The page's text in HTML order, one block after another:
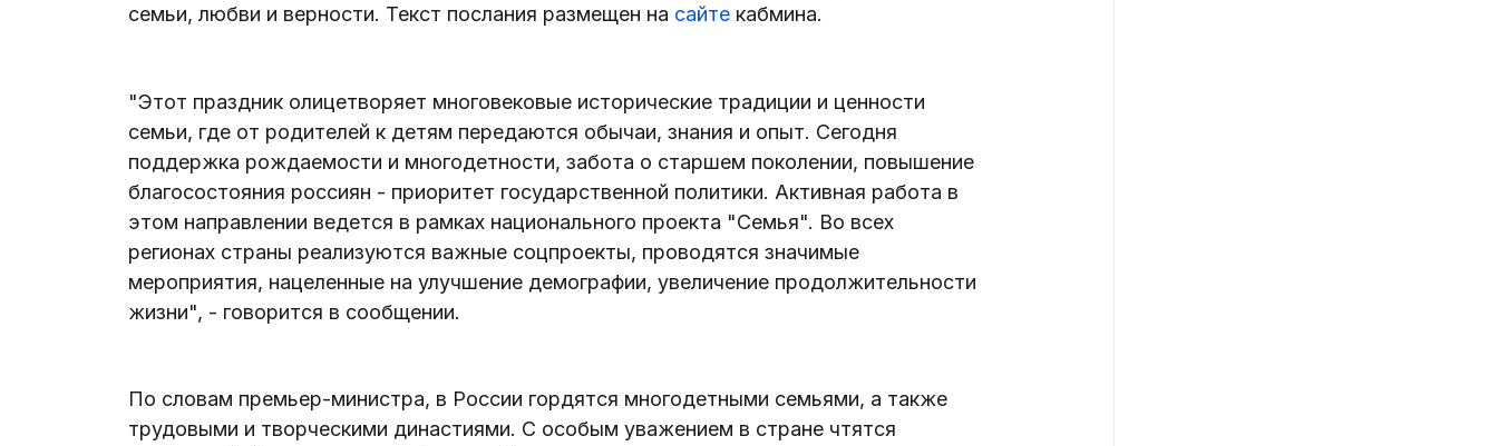
семьи, любви и верности. Текст послания размещен на сайте кабмина.
"Этот праздник олицетворяет многовековые исторические традиции и ценности
семьи, где от родителей к детям передаются обычаи, знания и опыт. Сегодня
поддержка рождаемости и многодетности, забота о старшем поколении, повышение
благосостояния россиян - приоритет государственной политики. Активная работа в
этом направлении ведется в рамках национального проекта "Семья". Во всех
регионах страны реализуются важные соцпроекты, проводятся значимые
мероприятия, нацеленные на улучшение демографии, увеличение продолжительности
жизни", - говорится в сообщении.
По словам премьер-министра, в России гордятся многодетными семьями, а также
трудовыми и творческими династиями. С особым уважением в стране чтятся